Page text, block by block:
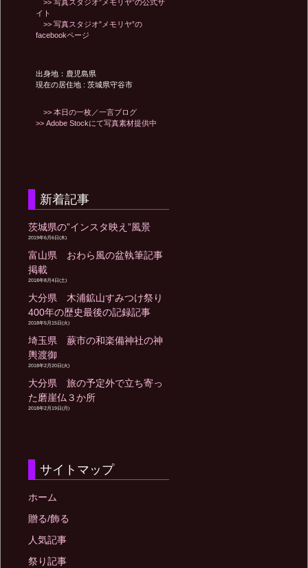
>> 写真スタジオ”メモリヤ”の公式サ
イト
>> 写真スタジオ”メモリヤ”の
facebookページ
出身地：鹿児島県
現在の居住地 : 茨城県守谷市
>> 本日の一枚／一言ブログ
>> Adobe Stockにて写真素材提供中
新着記事
茨城県の”インスタ映え”風景
2019年6月6日(木)
富山県 おわら風の盆執筆記事
掲載
2018年8月4日(土)
大分県 木浦鉱山すみつけ祭り
400年の歴史最後の記録記事
2018年5月15日(火)
埼玉県 蕨市の和楽備神社の神
輿渡御
2018年2月20日(火)
大分県 旅の予定外で立ち寄っ
た磨崖仏３か所
2018年2月19日(月)
サイトマップ
ホーム
贈る/飾る
人気記事
祭り記事